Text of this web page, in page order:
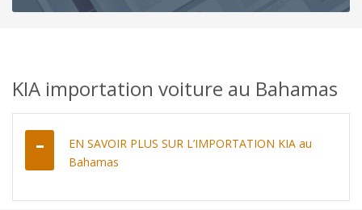
KIA importation voiture au Bahamas
EN SAVOIR PLUS SUR L’IMPORTATION KIA au
Bahamas